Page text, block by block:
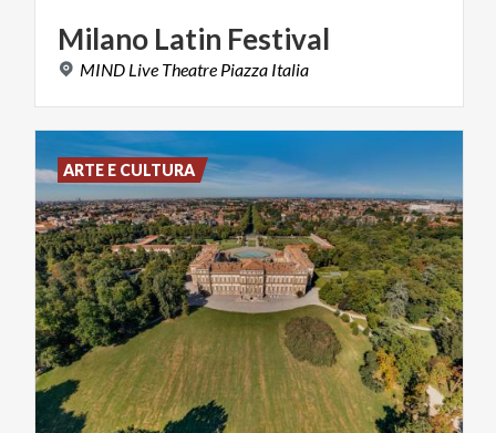
Milano Latin Festival
MIND Live Theatre Piazza Italia
ARTE E CULTURA